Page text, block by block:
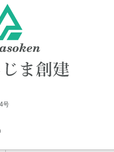
休業のお知らせ
休業のお知らせ
らせ
号